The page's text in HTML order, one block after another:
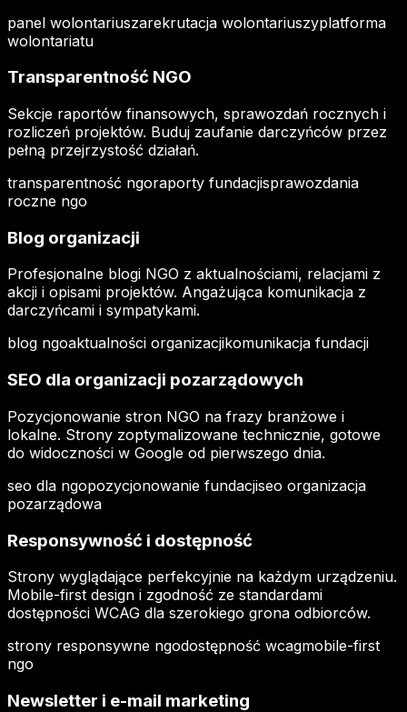
panel wolontariuszarekrutacja wolontariuszyplatforma
wolontariatu
Transparentność NGO
Sekcje raportów finansowych, sprawozdań rocznych i
rozliczeń projektów. Buduj zaufanie darczyńców przez
pełną przejrzystość działań.
transparentność ngoraporty fundacjisprawozdania
roczne ngo
Blog organizacji
Profesjonalne blogi NGO z aktualnościami, relacjami z
akcji i opisami projektów. Angażująca komunikacja z
darczyńcami i sympatykami.
blog ngoaktualności organizacjikomunikacja fundacji
SEO dla organizacji pozarządowych
Pozycjonowanie stron NGO na frazy branżowe i
lokalne. Strony zoptymalizowane technicznie, gotowe
do widoczności w Google od pierwszego dnia.
seo dla ngopozycjonowanie fundacjiseo organizacja
pozarządowa
Responsywność i dostępność
Strony wyglądające perfekcyjnie na każdym urządzeniu.
Mobile-first design i zgodność ze standardami
dostępności WCAG dla szerokiego grona odbiorców.
strony responsywne ngodostępność wcagmobile-first
ngo
Newsletter i e-mail marketing